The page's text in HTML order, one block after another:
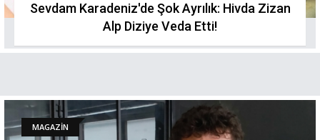
Sevdam Karadeniz'de Şok Ayrılık: Hivda Zizan
Alp Diziye Veda Etti!
MAGAZİN